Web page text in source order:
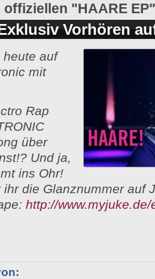
"HAARE
Vorhören
heute auf
mit
Rap
über
Und ja,
ins Ohr!
die Glanznummer auf
http://